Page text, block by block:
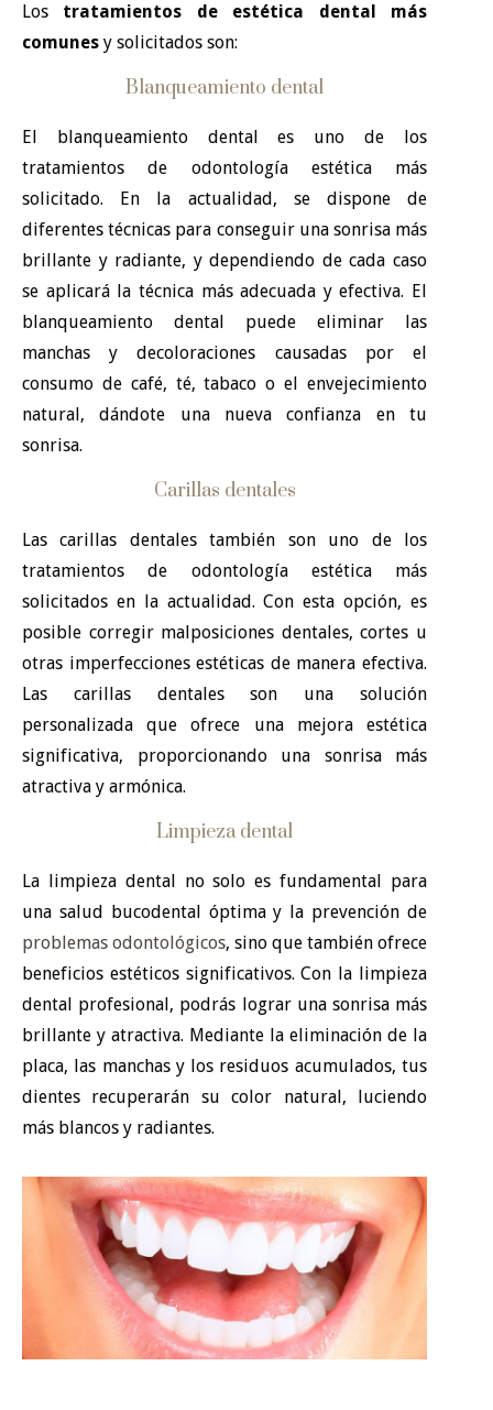
Los tratamientos de estética dental más
comunes y solicitados son:
Blanqueamiento dental
El blanqueamiento dental es uno de los
tratamientos de odontología estética más
solicitado. En la actualidad, se dispone de
diferentes técnicas para conseguir una sonrisa más
brillante y radiante, y dependiendo de cada caso
se aplicará la técnica más adecuada y efectiva. El
blanqueamiento dental puede eliminar las
manchas y decoloraciones causadas por el
consumo de café, té, tabaco o el envejecimiento
natural, dándote una nueva confianza en tu
sonrisa.
Carillas dentales
Las carillas dentales también son uno de los
tratamientos de odontología estética más
solicitados en la actualidad. Con esta opción, es
posible corregir malposiciones dentales, cortes u
otras imperfecciones estéticas de manera efectiva.
Las carillas dentales son una solución
personalizada que ofrece una mejora estética
significativa, proporcionando una sonrisa más
atractiva y armónica.
Limpieza dental
La limpieza dental no solo es fundamental para
una salud bucodental óptima y la prevención de
problemas odontológicos, sino que también ofrece
beneficios estéticos significativos. Con la limpieza
dental profesional, podrás lograr una sonrisa más
brillante y atractiva. Mediante la eliminación de la
placa, las manchas y los residuos acumulados, tus
dientes recuperarán su color natural, luciendo
más blancos y radiantes.